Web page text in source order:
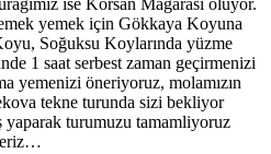
ise Korsan Mağarası oluyor.
yemek için Gökkaya Koyuna
Soğuksu Koylarında yüzme
1 saat serbest zaman geçirmenizi
yemenizi öneriyoruz, molamızın
tekne turunda sizi bekliyor
yaparak turumuzu tamamliyoruz